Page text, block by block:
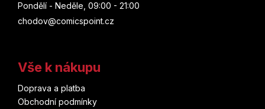
Pondělí - Neděle, 09:00 - 21:00
chodov@comicspoint.cz
Vše k nákupu
Doprava a platba
Obchodní podmínky